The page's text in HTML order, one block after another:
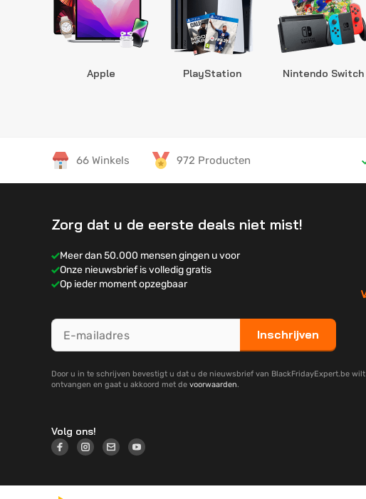
Apple PlayStation Nintendo Switch
66 Winkels 972 Producten
Zorg dat u de eerste deals niet mist!
Meer dan 50.000 mensen gingen u voor
Onze nieuwsbrief is volledig gratis
Op ieder moment opzegbaar
Inschrijven
Door u in te schrijven bevestigt u dat u de nieuwsbrief van BlackFridayExpert.be wilt
ontvangen en gaat u akkoord met de voorwaarden.
Volg ons!